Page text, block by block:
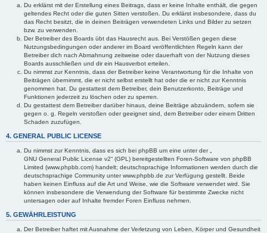
Du erklärst mit der Erstellung eines Beitrags, dass er keine Inhalte enthält, die gegen
geltendes Recht oder die guten Sitten verstoßen. Du erklärst insbesondere, dass du
das Recht besitzt, die in deinen Beiträgen verwendeten Links und Bilder zu setzen
bzw. zu verwenden.
Der Betreiber des Boards übt das Hausrecht aus. Bei Verstößen gegen diese
Nutzungsbedingungen oder anderer im Board veröffentlichten Regeln kann der
Betreiber dich nach Abmahnung zeitweise oder dauerhaft von der Nutzung dieses
Boards ausschließen und dir ein Hausverbot erteilen.
Du nimmst zur Kenntnis, dass der Betreiber keine Verantwortung für die Inhalte von
Beiträgen übernimmt, die er nicht selbst erstellt hat oder die er nicht zur Kenntnis
genommen hat. Du gestattest dem Betreiber, dein Benutzerkonto, Beiträge und
Funktionen jederzeit zu löschen oder zu sperren.
Du gestattest dem Betreiber darüber hinaus, deine Beiträge abzuändern, sofern sie
gegen o. g. Regeln verstoßen oder geeignet sind, dem Betreiber oder einem Dritten
Schaden zuzufügen.
4. GENERAL PUBLIC LICENSE
Du nimmst zur Kenntnis, dass es sich bei phpBB um eine unter der „
GNU General Public License v2“ (GPL) bereitgestellten Foren-Software von phpBB
Limited (www.phpbb.com) handelt; deutschsprachige Informationen werden durch die
deutschsprachige Community unter www.phpbb.de zur Verfügung gestellt. Beide
haben keinen Einfluss auf die Art und Weise, wie die Software verwendet wird. Sie
können insbesondere die Verwendung der Software für bestimmte Zwecke nicht
untersagen oder auf Inhalte fremder Foren Einfluss nehmen.
5. GEWÄHRLEISTUNG
Der Betreiber haftet mit Ausnahme der Verletzung von Leben, Körper und Gesundheit